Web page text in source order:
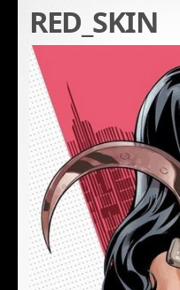
RED_SKIN